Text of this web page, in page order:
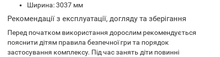
Ширина: 3037 мм
Рекомендації з експлуатації, догляду та зберігання
Перед початком використання дорослим рекомендується
пояснити дітям правила безпечної гри та порядок
застосування комплексу. Під час занять діти повинні